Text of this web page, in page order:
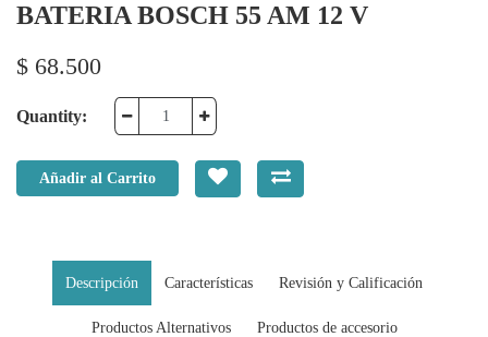
BATERIA BOSCH 55 AM 12 V
$ 68.500
Quantity:
Añadir al Carrito
Descripción Características Revisión y Calificación
Productos Alternativos Productos de accesorio